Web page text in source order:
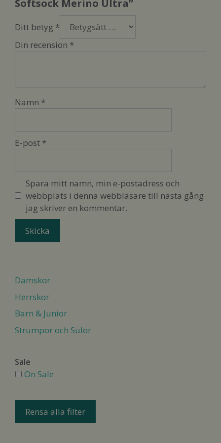
Softsock Merino Ultra”
Ditt betyg *
Din recension *
Namn *
E-post *
Spara mitt namn, min e-postadress och
webbplats i denna webbläsare till nästa gång
jag skriver en kommentar.
Damskor
Herrskor
Barn & Junior
Strumpor och Sulor
Sale
On Sale
Rensa alla filter